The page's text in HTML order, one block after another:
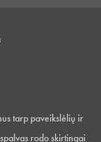
tarp paveikslėlių ir
rodo skirtingai